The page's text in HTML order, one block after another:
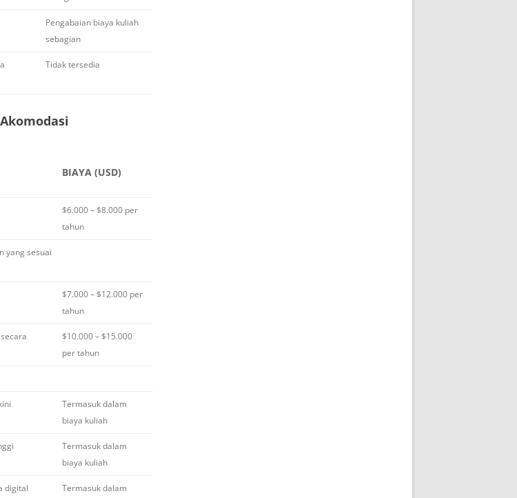
Pengabaian biaya kuliah
sebagian
Tidak tersedia
BIAYA (USD)
$6.000 – $8.000 per
tahun
yang sesuai
$7.000 – $12.000 per
tahun
$10.000 – $15.000
per tahun
Termasuk dalam
biaya kuliah
Termasuk dalam
biaya kuliah
digital
Termasuk dalam